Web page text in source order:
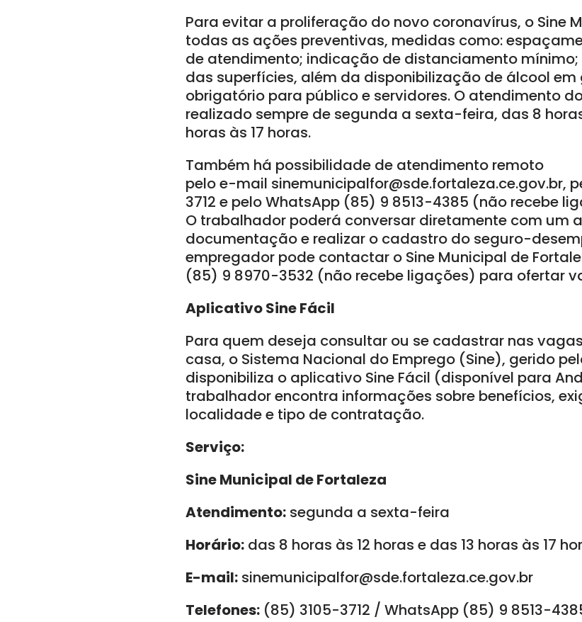
Para evitar a proliferação do novo coronavírus, o Sine
todas as ações preventivas, medidas como:
de atendimento; indicação de distanciamento
das superfícies, além da disponibilização de álcool em
obrigatório para público e servidores. O atendimento
realizado sempre de segunda a sexta-feira, das 8
horas às 17 horas.
Também há possibilidade de atendimento remoto
pelo e-mail sinemunicipalfor@sde.fortaleza.ce.gov.br,
3712 e pelo WhatsApp (85) 9 8513-4385 (não recebe
O trabalhador poderá conversar diretamente com um
documentação e realizar o cadastro do seguro-
empregador pode contactar o Sine Municipal de
(85) 9 8970-3532 (não recebe ligações) para ofertar
Aplicativo Sine Fácil
Para quem deseja consultar ou se cadastrar nas
casa, o Sistema Nacional do Emprego (Sine), gerido
disponibiliza o aplicativo Sine Fácil (disponível para
trabalhador encontra informações sobre benefícios,
localidade e tipo de contratação.
Serviço:
Sine Municipal de Fortaleza
Atendimento: segunda a sexta-feira
Horário: das 8 horas às 12 horas e das 13 horas às 17
E-mail: sinemunicipalfor@sde.fortaleza.ce.gov.br
Telefones: (85) 3105-3712 / WhatsApp (85) 9 8513-